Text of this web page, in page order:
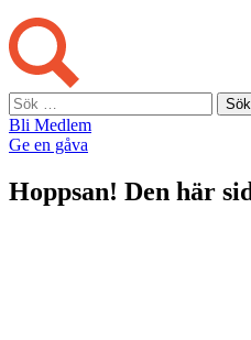
Sök
efter:
Bli Medlem
Ge en gåva
Hoppsan! Den här